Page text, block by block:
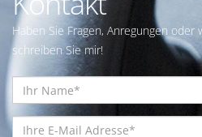
Haben Sie Fragen, Anregungen oder
schreiben Sie mir!